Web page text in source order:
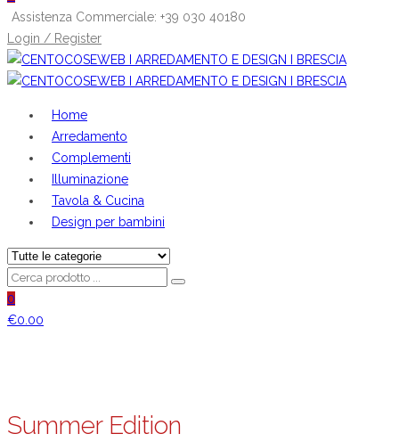
Assistenza Commerciale: +39 030 40180
Login / Register
Home
Arredamento
Complementi
Illuminazione
Tavola & Cucina
Design per bambini
0
€0.00
Summer Edition